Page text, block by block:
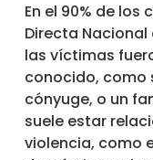
En el 90% de
Directa
las víctimas
conocido, como
cónyuge, o un
suele estar
violencia, como